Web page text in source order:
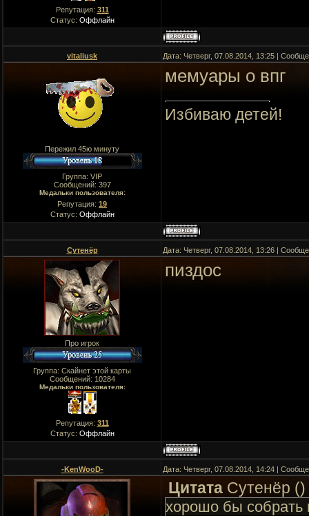
Репутация: 311
Статус: Оффлайн
vitaliusk Дата: Четверг, 07.08.2014, 13:25 |
Пережил 45ю минуту
Группа: VIP
Сообщений: 397
Медальки пользователя:
Репутация: 19
Статус: Оффлайн
мемуары о впг
Избиваю детей!
Сутенёр Дата: Четверг, 07.08.2014, 13:26 |
Про игрок
Группа: Скайнет этой карты
Сообщений: 10284
Медальки пользователя:
Репутация: 311
Статус: Оффлайн
пиздос
-KenWooD- Дата: Четверг, 07.08.2014, 14:24 |
Цитата Сутенёр ()
хорошо бы собрать